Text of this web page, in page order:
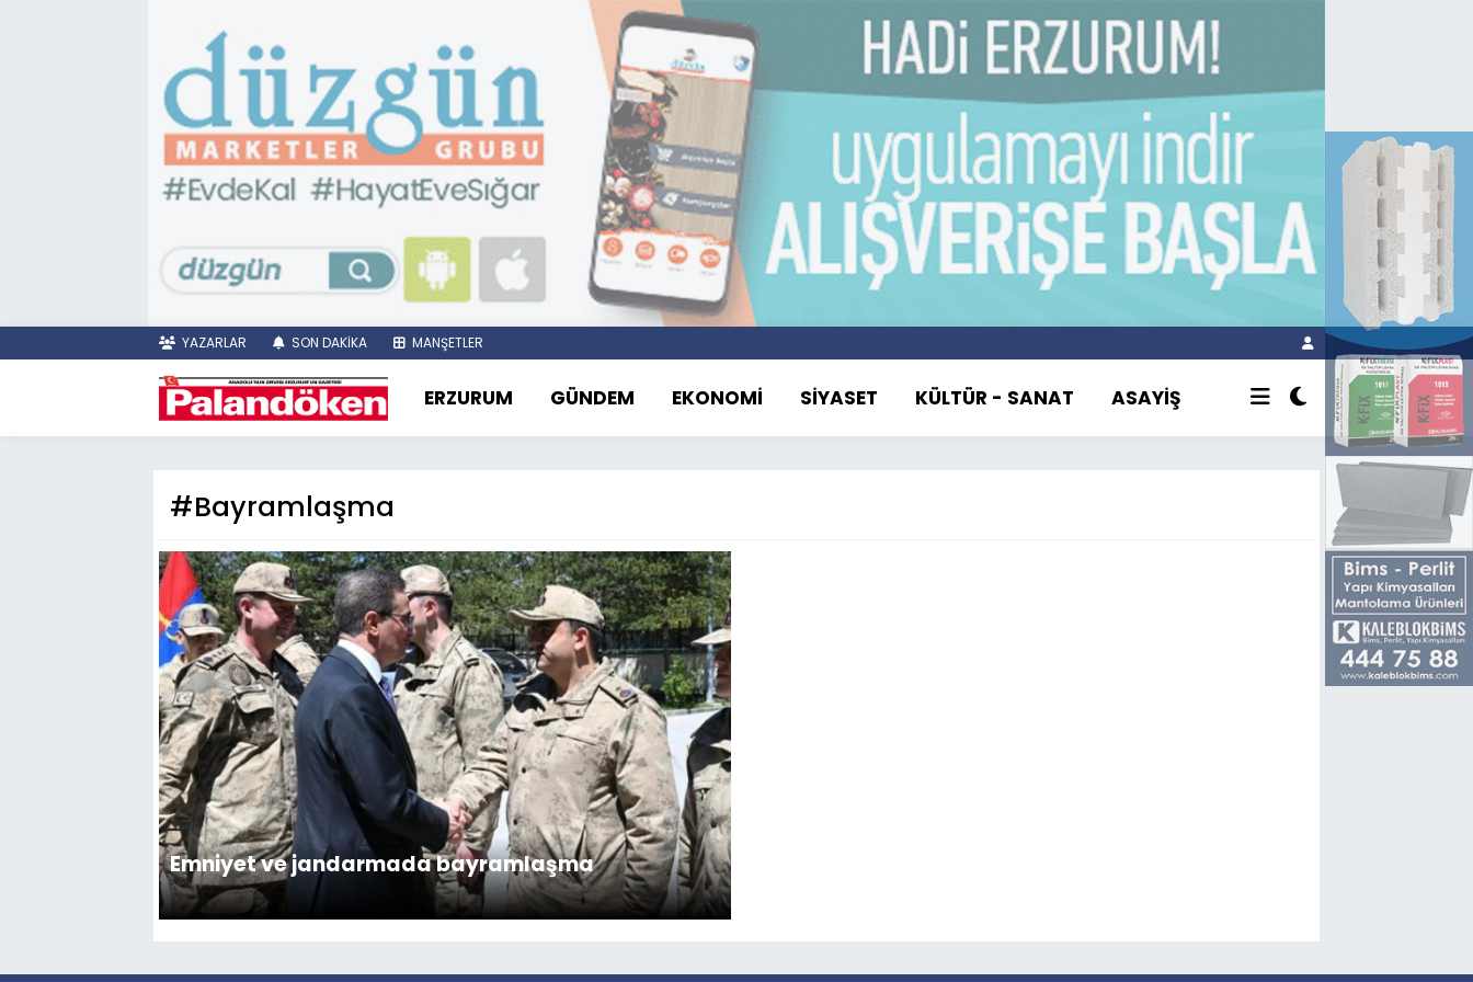
YAZARLAR SON DAKİKA MANŞETLER
ERZURUM GÜNDEM EKONOMİ SİYASET KÜLTÜR - SANAT ASAYİŞ
#Bayramlaşma
Emniyet ve jandarmada bayramlaşma